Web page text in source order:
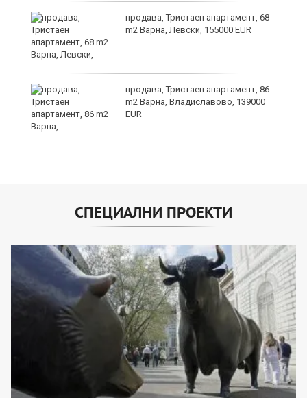
продава, Тристаен апартамент, 68
m2 Варна, Левски, 155000 EUR
продава, Тристаен апартамент, 86
m2 Варна, Владиславово, 139000
EUR
СПЕЦИАЛНИ ПРОЕКТИ